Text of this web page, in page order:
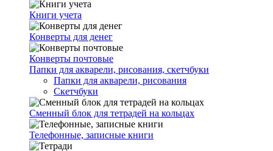
Книги учета
Конверты для денег
Конверты почтовые
Папки для акварели, рисования, скетчбуки
Папки для акварели, рисования
Скетчбуки
Сменный блок для тетрадей на кольцах
Телефонные, записные книги